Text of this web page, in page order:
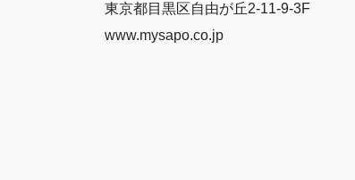
東京都目黒区自由が丘2-11-9-3F
www.mysapo.co.jp